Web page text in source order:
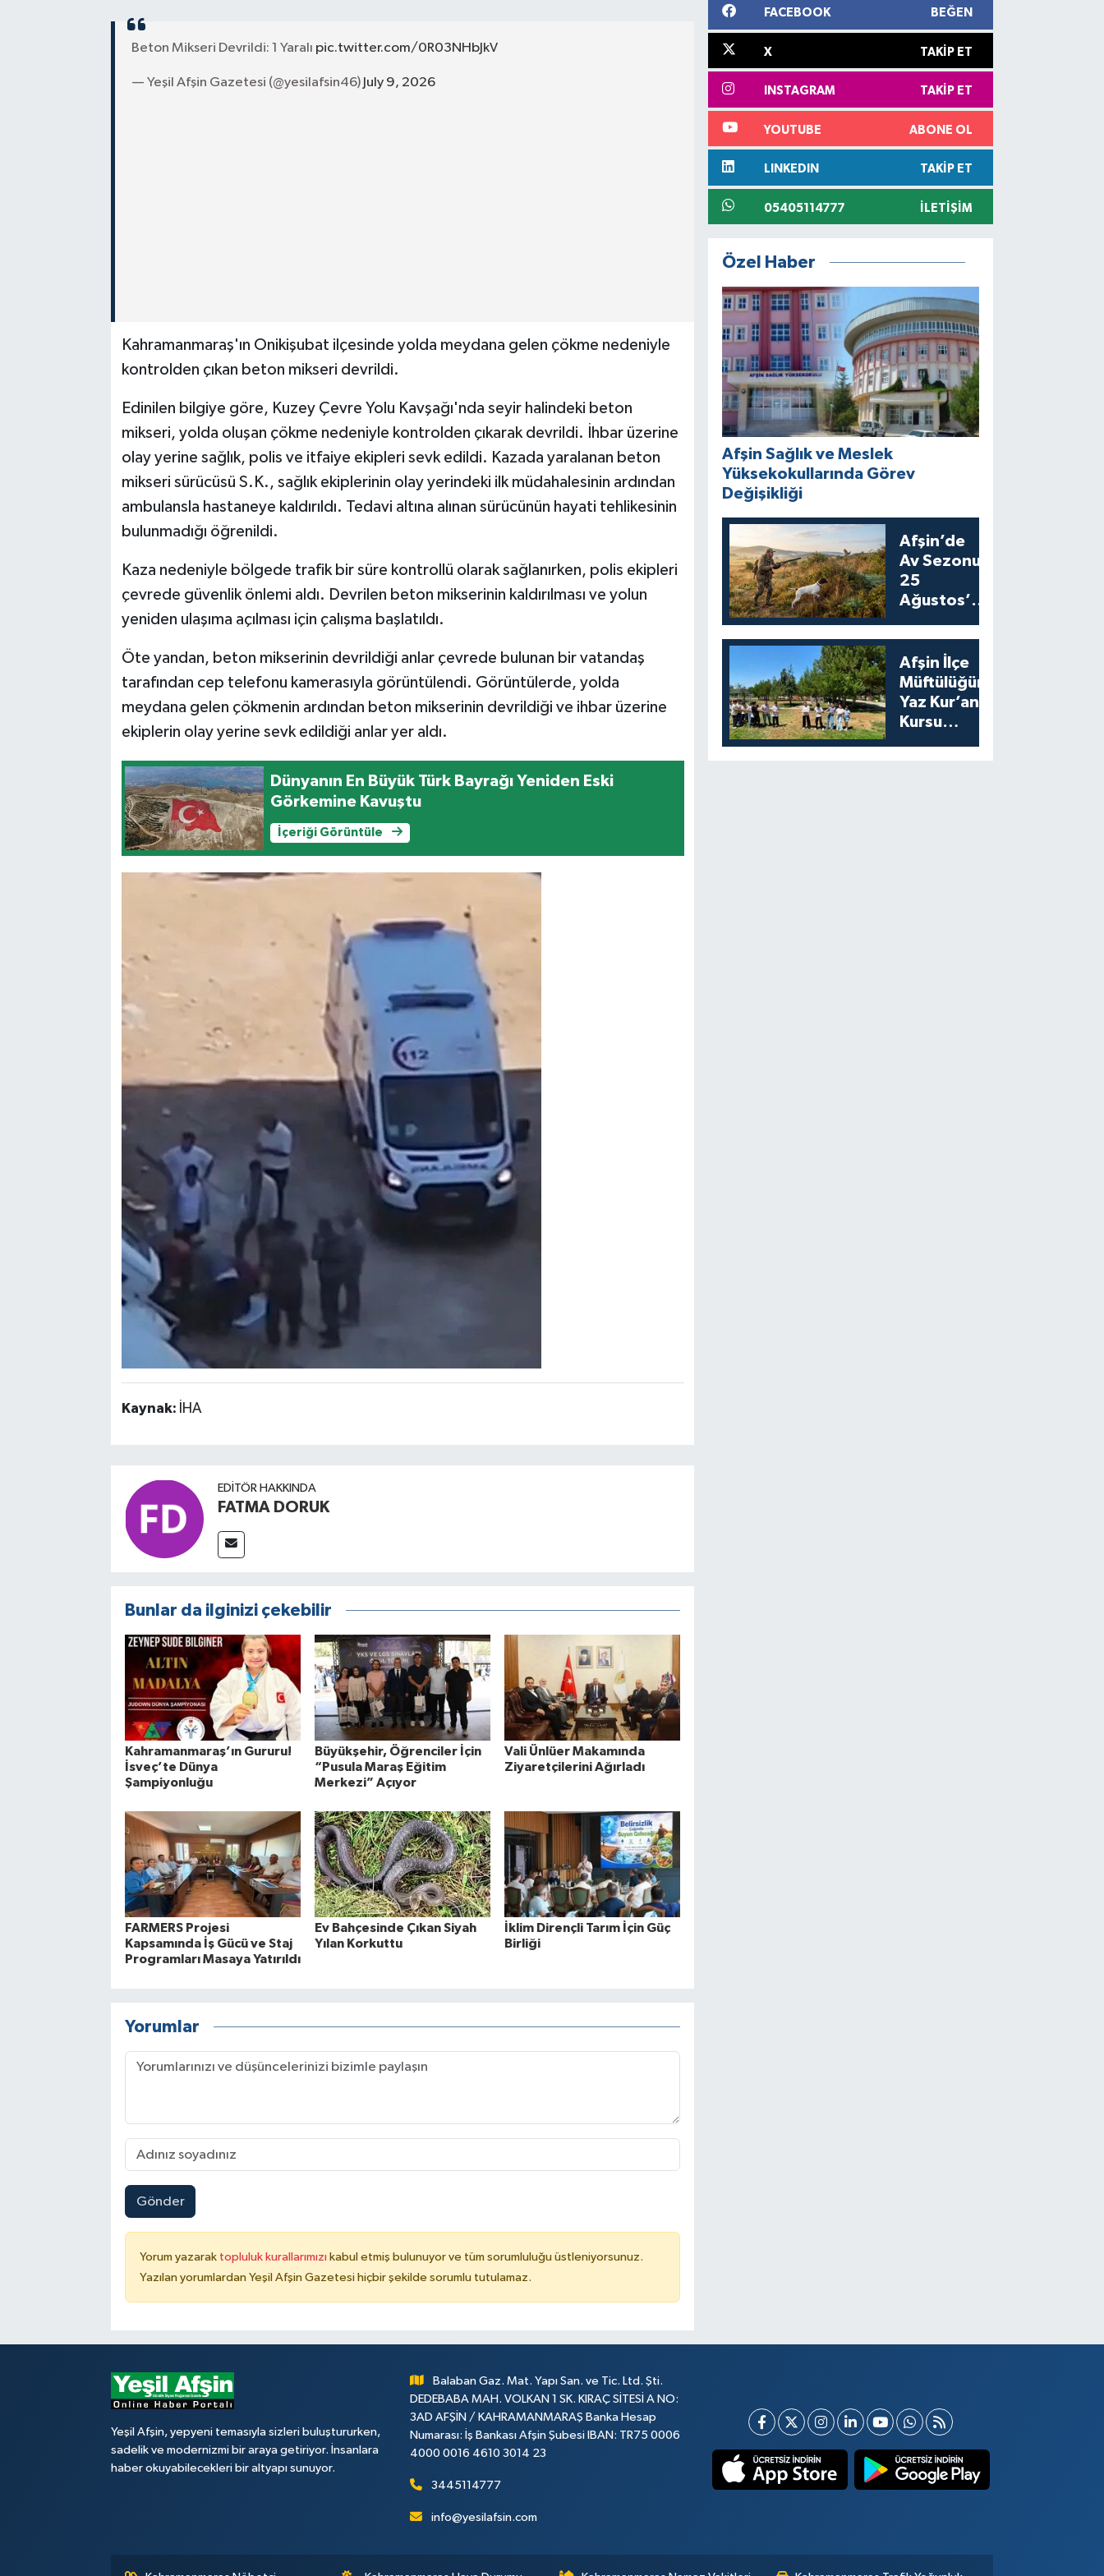
Beton Mikseri Devrildi: 1 Yaralı pic.twitter.com/0R03NHbJkV
— Yeşil Afşin Gazetesi (@yesilafsin46) July 9, 2026
Kahramanmaraş'ın Onikişubat ilçesinde yolda meydana gelen çökme nedeniyle
kontrolden çıkan beton mikseri devrildi.
Edinilen bilgiye göre, Kuzey Çevre Yolu Kavşağı'nda seyir halindeki beton
mikseri, yolda oluşan çökme nedeniyle kontrolden çıkarak devrildi. İhbar üzerine
olay yerine sağlık, polis ve itfaiye ekipleri sevk edildi. Kazada yaralanan beton
mikseri sürücüsü S.K., sağlık ekiplerinin olay yerindeki ilk müdahalesinin ardından
ambulansla hastaneye kaldırıldı. Tedavi altına alınan sürücünün hayati tehlikesinin
bulunmadığı öğrenildi.
Kaza nedeniyle bölgede trafik bir süre kontrollü olarak sağlanırken, polis ekipleri
çevrede güvenlik önlemi aldı. Devrilen beton mikserinin kaldırılması ve yolun
yeniden ulaşıma açılması için çalışma başlatıldı.
Öte yandan, beton mikserinin devrildiği anlar çevrede bulunan bir vatandaş
tarafından cep telefonu kamerasıyla görüntülendi. Görüntülerde, yolda
meydana gelen çökmenin ardından beton mikserinin devrildiği ve ihbar üzerine
ekiplerin olay yerine sevk edildiği anlar yer aldı.
Dünyanın En Büyük Türk Bayrağı Yeniden Eski
Görkemine Kavuştu
İçeriği Görüntüle
Kaynak: İHA
EDITÖR HAKKINDA
FATMA DORUK
Bunlar da ilginizi çekebilir
Kahramanmaraş’ın Gururu!
İsveç’te Dünya
Şampiyonluğu
Büyükşehir, Öğrenciler İçin
“Pusula Maraş Eğitim
Merkezi” Açıyor
Vali Ünlüer Makamında
Ziyaretçilerini Ağırladı
FARMERS Projesi
Kapsamında İş Gücü ve Staj
Programları Masaya Yatırıldı
Ev Bahçesinde Çıkan Siyah
Yılan Korkuttu
İklim Dirençli Tarım İçin Güç
Birliği
Yorumlar
Gönder
Yorum yazarak topluluk kurallarımızı kabul etmiş bulunuyor ve tüm sorumluluğu üstleniyorsunuz.
Yazılan yorumlardan Yeşil Afşin Gazetesi hiçbir şekilde sorumlu tutulamaz.
FACEBOOK BEĞEN
X TAKIP ET
INSTAGRAM TAKIP ET
YOUTUBE ABONE OL
LINKEDIN TAKIP ET
05405114777 İLETIŞIM
Özel Haber
Afşin Sağlık ve Meslek
Yüksekokullarında Görev
Değişikliği
Afşin’de
Av Sezonu
25
Ağustos’ta
Avıyla
Açılıyor
Afşin İlçe
Müftülüğünden
Yaz Kur’an
Kursu
Yeşil Afşin, yepyeni temasıyla sizleri buluştururken,
sadelik ve modernizmi bir araya getiriyor. İnsanlara
haber okuyabilecekleri bir altyapı sunuyor.
Balaban Gaz. Mat. Yapı San. ve Tic. Ltd. Şti.
DEDEBABA MAH. VOLKAN 1 SK. KIRAÇ SİTESİ A NO:
3AD AFŞİN / KAHRAMANMARAŞ Banka Hesap
Numarası: İş Bankası Afşin Şubesi IBAN: TR75 0006
4000 0016 4610 3014 23
3445114777
info@yesilafsin.com